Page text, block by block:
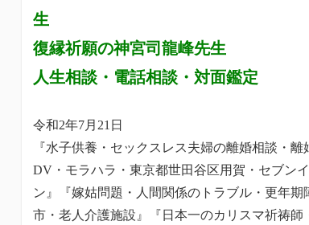
生
復縁祈願の神宮司龍峰先生
人生相談・電話相談・対面鑑定
令和2年7月21日
『水子供養・セックスレス夫婦の離婚相談・離
DV・モラハラ・東京都世田谷区用賀・セブン
ン』『嫁姑問題・人間関係のトラブル・更年
市・老人介護施設』『日本一のカリスマ祈祷